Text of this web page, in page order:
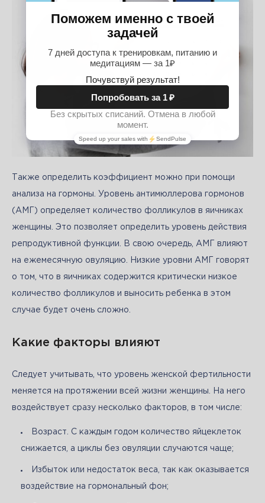
Также определить коэффициент можно при помощи
анализа на гормоны. Уровень антимюллерова гормонов
(АМГ) определяет количество фолликулов в яичниках
женщины. Это позволяет определить уровень действия
репродуктивной функции. В свою очередь, АМГ влияют
на ежемесячную овуляцию. Низкие уровни АМГ говорят
о том, что в яичниках содержится критически низкое
количество фолликулов и выносить ребенка в этом
случае будет очень сложно.
Какие факторы влияют
Следует учитывать, что уровень женской фертильности
меняется на протяжении всей жизни женщины. На него
воздействует сразу несколько факторов, в том числе:
Возраст. С каждым годом количество яйцеклеток
снижается, а циклы без овуляции случаются чаще;
Избыток или недостаток веса, так как оказывается
воздействие на гормональный фон;